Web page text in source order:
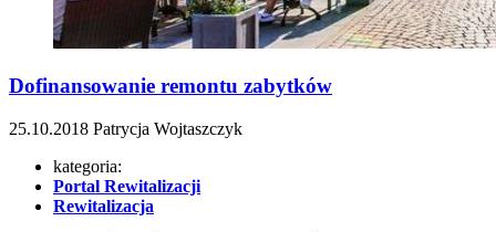
Dofinansowanie remontu zabytków
25.10.2018 Patrycja Wojtaszczyk
kategoria:
Portal Rewitalizacji
Rewitalizacja